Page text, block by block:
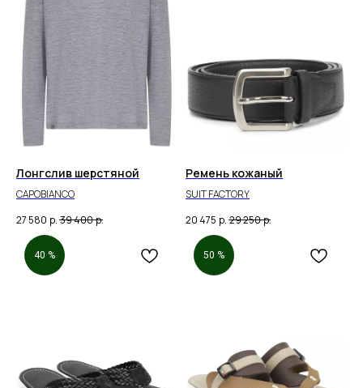
Лонгслив шерстяной
CAPOBIANCO
27 580 р. 39 400р.
Ремень кожаный
SUIT FACTORY
20 475 р. 29 250р.
40 % 50 %